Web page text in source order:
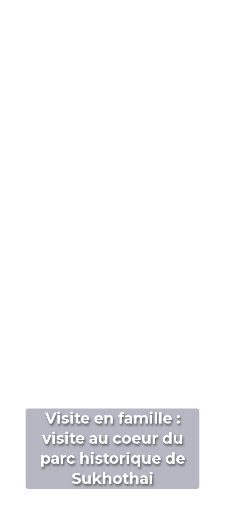
Visite en famille :
visite au coeur du
parc historique de
Sukhothai